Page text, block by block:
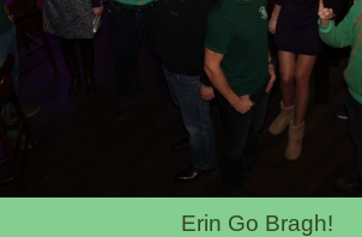
Erin Go Bragh!